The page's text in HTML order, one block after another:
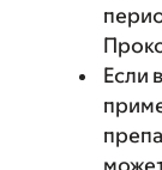
Если